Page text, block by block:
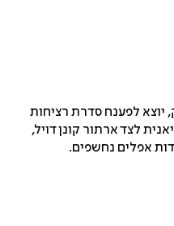
יוצא לפענח סדרת רציחות
לצד ארתור קונן דויל,
אפלים נחשפים.